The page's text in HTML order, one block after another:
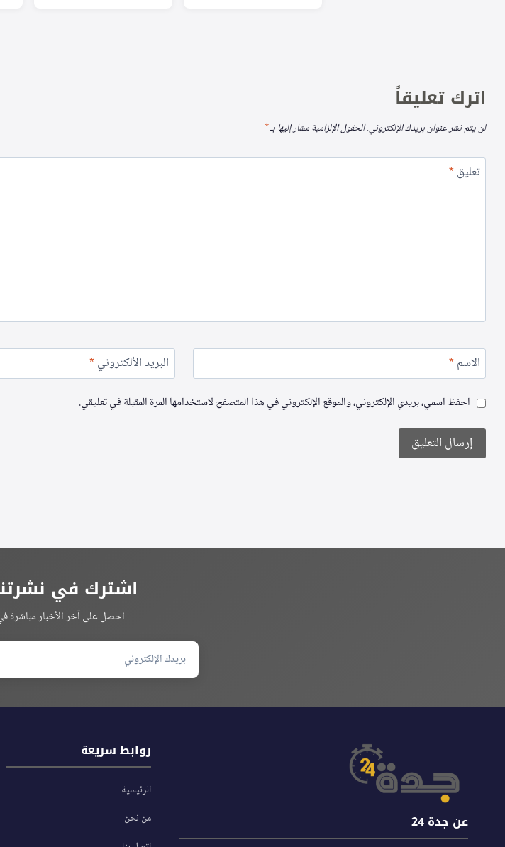
اترك تعليقاً
لن يتم نشر عنوان بريدك الإلكتروني.الحقول الإلزامية مشار إليها بـ*
تعليق*
الاسم* البريد الألكتروني*
احفظ اسمي، بريدي الإلكتروني، والموقع الإلكتروني في هذا المتصفح لاستخدامها المرة المقبلة في تعليقي.
اشترك في
احصل على آخر الأخبار مباشرة
عن جدة 24
روابط سريعة
الرئيسية
من نحن